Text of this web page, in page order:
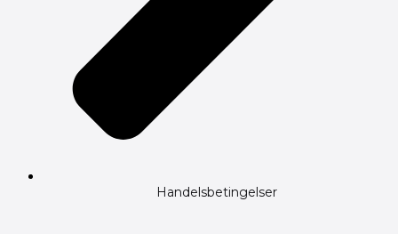
Handelsbetingelser